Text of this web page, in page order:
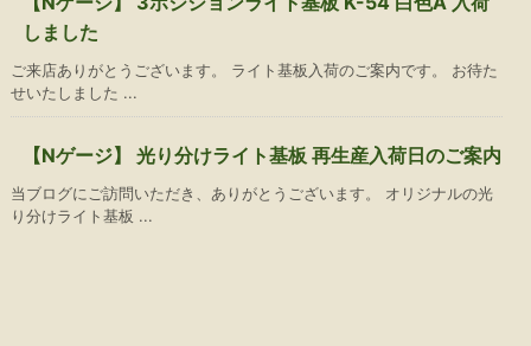
しました
ご来店ありがとうございます。 ライト基板入荷のご案内です。 お待た
せいたしました ...
【Nゲージ】 光り分けライト基板 再生産入荷日のご案内
当ブログにご訪問いただき、ありがとうございます。 オリジナルの光
り分けライト基板 ...